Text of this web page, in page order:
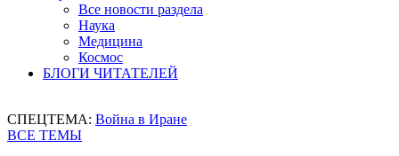
Все новости раздела
Наука
Медицина
Космос
БЛОГИ ЧИТАТЕЛЕЙ
СПЕЦТЕМА: Война в Иране
ВСЕ ТЕМЫ